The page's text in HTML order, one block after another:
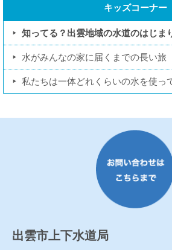
キッズコーナー
知ってる？出雲地域の水道のはじま
水がみんなの家に届くまでの長い旅
私たちは一体どれくらいの水を使っ
出雲市上下水道局